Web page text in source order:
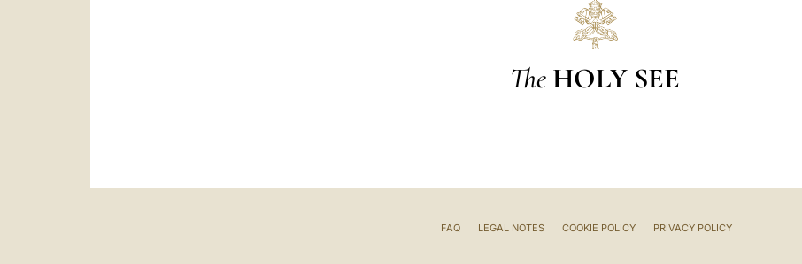
The HOLY SEE
FAQ LEGAL NOTES COOKIE POLICY PRIVACY POLICY